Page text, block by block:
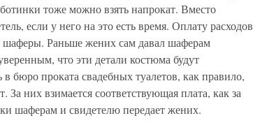
тоже можно взять напрокат. Вместо
если у него на это есть время. Оплату расходов
Раньше жених сам давал шаферам
что эти детали костюма будут
бюро проката свадебных туалетов, как правило,
За них взимается соответствующая плата, как за
шаферам и свидетелю передает жених.